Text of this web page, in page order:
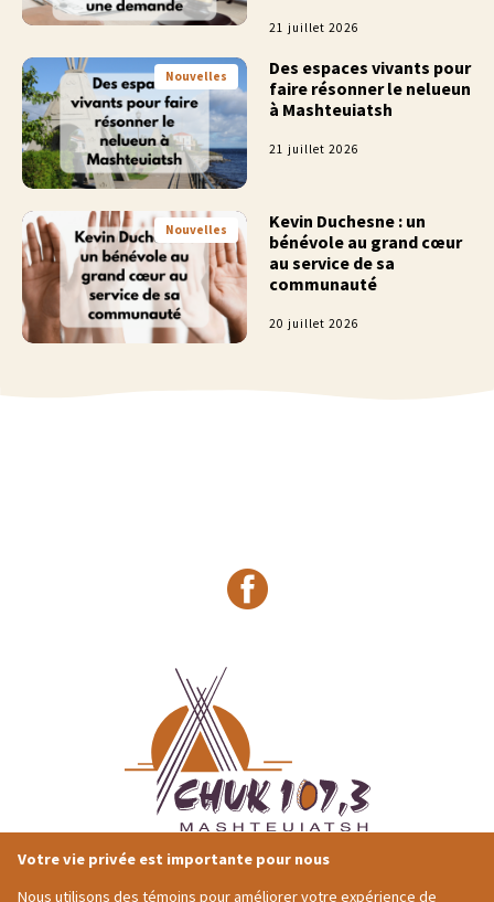
21 juillet 2026
Nouvelles
Des espaces vivants pour
faire résonner le nelueun
à Mashteuiatsh
21 juillet 2026
Nouvelles
Kevin Duchesne : un
bénévole au grand cœur
au service de sa
communauté
20 juillet 2026
Adresse postale
1491 Ouiatchouan
Votre vie privée est importante pour nous
Nous utilisons des témoins pour améliorer votre expérience de